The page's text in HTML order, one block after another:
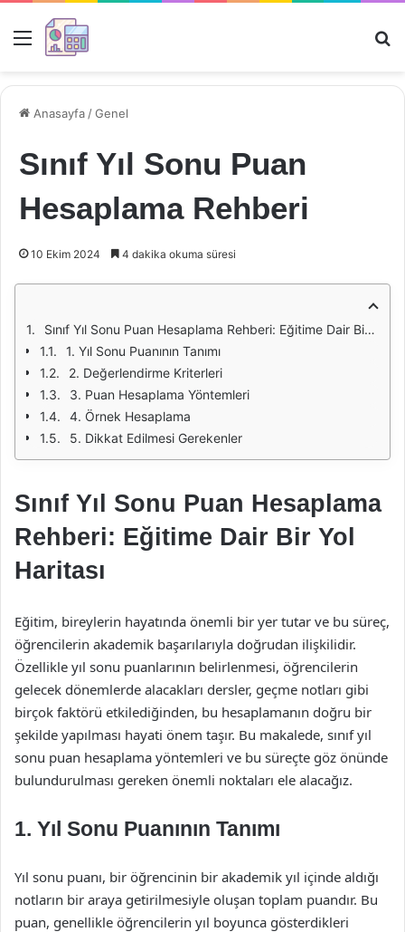
Menü
Anasayfa /Genel
Sınıf Yıl Sonu Puan
Hesaplama Rehberi
10 Ekim 2024 4 dakika okuma süresi
Sınıf Yıl Sonu Puan Hesaplama Rehberi: Eğitime Dair Bir Yol Haritası
1. Yıl Sonu Puanının Tanımı
2. Değerlendirme Kriterleri
3. Puan Hesaplama Yöntemleri
4. Örnek Hesaplama
5. Dikkat Edilmesi Gerekenler
Sınıf Yıl Sonu Puan Hesaplama
Rehberi: Eğitime Dair Bir Yol
Haritası
Eğitim, bireylerin hayatında önemli bir yer tutar ve bu süreç,
öğrencilerin akademik başarılarıyla doğrudan ilişkilidir.
Özellikle yıl sonu puanlarının belirlenmesi, öğrencilerin
gelecek dönemlerde alacakları dersler, geçme notları gibi
birçok faktörü etkilediğinden, bu hesaplamanın doğru bir
şekilde yapılması hayati önem taşır. Bu makalede, sınıf yıl
sonu puan hesaplama yöntemleri ve bu süreçte göz önünde
bulundurulması gereken önemli noktaları ele alacağız.
1. Yıl Sonu Puanının Tanımı
Yıl sonu puanı, bir öğrencinin bir akademik yıl içinde aldığı
notların bir araya getirilmesiyle oluşan toplam puandır. Bu
puan, genellikle öğrencilerin yıl boyunca gösterdikleri